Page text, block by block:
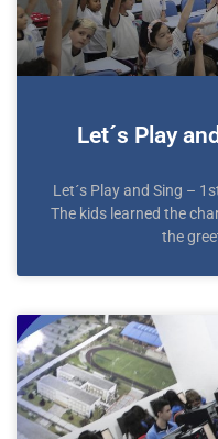
Let´s Play
Let´s Play and Sing –
The kids learned the
the